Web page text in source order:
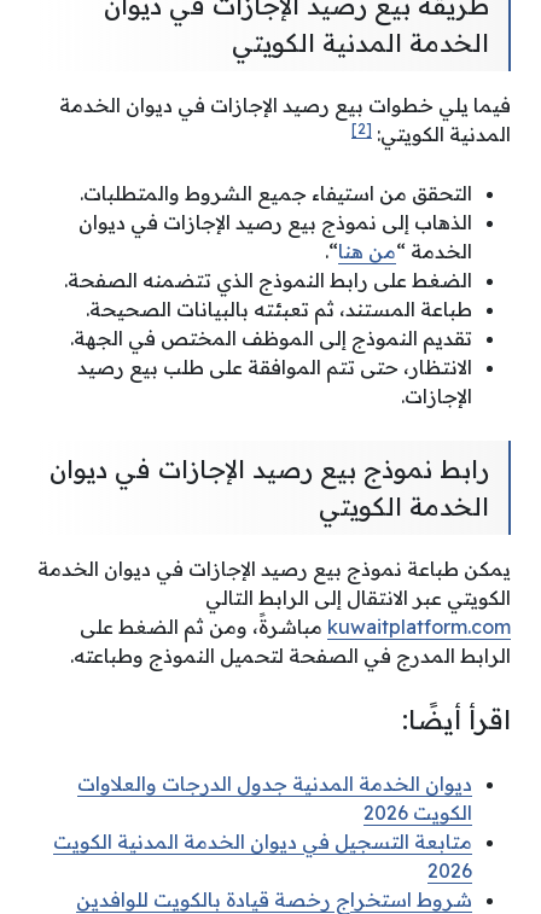
الخدمة المدنية الكويتي
فيما يلي خطوات بيع رصيد الإجازات في ديوان الخدمة
المدنية الكويتي: [2]
التحقق من استيفاء جميع الشروط والمتطلبات.
الذهاب إلى نموذج بيع رصيد الإجازات في ديوان
الخدمة “من هنا“.
الضغط على رابط النموذج الذي تتضمنه الصفحة.
طباعة المستند، ثم تعبئته بالبيانات الصحيحة.
تقديم النموذج إلى الموظف المختص في الجهة.
الانتظار، حتى تتم الموافقة على طلب بيع رصيد
الإجازات.
رابط نموذج بيع رصيد الإجازات في ديوان
الخدمة الكويتي
يمكن طباعة نموذج بيع رصيد الإجازات في ديوان الخدمة
الكويتي عبر الانتقال إلى الرابط التالي
kuwaitplatform.com مباشرةً، ومن ثم الضغط على
الرابط المدرج في الصفحة لتحميل النموذج وطباعته.
اقرأ أيضًا:
ديوان الخدمة المدنية جدول الدرجات والعلاوات
الكويت 2026
متابعة التسجيل في ديوان الخدمة المدنية الكويت
2026
شروط استخراج رخصة قيادة بالكويت للوافدين